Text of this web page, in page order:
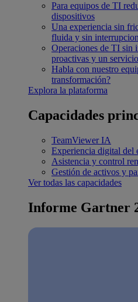
Para equipos de TI
dispositivos
Una experiencia sin
fluida y sin
Operaciones de TI sin
proactivas y un
Habla con nuestro
transformación?
Explora la plataforma
Capacidades
TeamViewer IA
Experiencia digital del
Asistencia y control
Gestión de activos y
Ver todas las capacidades
Informe Gartner